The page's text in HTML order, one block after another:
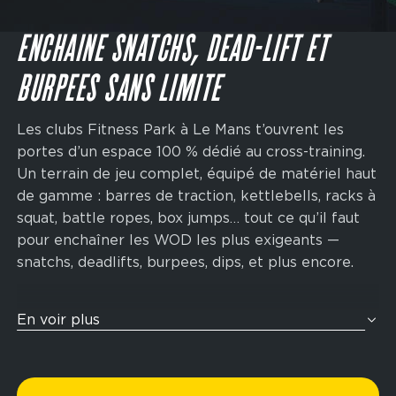
CTA
JE M'INSCRIS
ENCHAINE SNATCHS, DEAD-LIFT ET
BURPEES SANS LIMITE
Les clubs Fitness Park à Le Mans t’ouvrent les
portes d’un espace 100 % dédié au cross-training.
Un terrain de jeu complet, équipé de matériel haut
de gamme : barres de traction, kettlebells, racks à
squat, battle ropes, box jumps… tout ce qu’il faut
pour enchaîner les WOD les plus exigeants —
snatchs, deadlifts, burpees, dips, et plus encore.
En voir plus
Et si tu te préparais pour ton prochain Hyrox ? Nos
zones de cross-training sont pensées pour t’aider
cardio et de renforcement musculaire, tu